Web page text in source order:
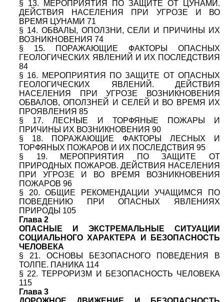
§ 13. МЕРОПРИЯТИЯ ПО ЗАЩИТЕ ОТ ЦУНАМИ.
ДЕЙСТВИЯ НАСЕЛЕНИЯ ПРИ УГРОЗЕ И ВО
ВРЕМЯ ЦУНАМИ 71
§ 14. ОБВАЛЫ, ОПОЛЗНИ, СЕЛИ И ПРИЧИНЫ ИХ
ВОЗНИКНОВЕНИЯ 74
§ 15. ПОРАЖАЮЩИЕ ФАКТОРЫ ОПАСНЫХ
ГЕОЛОГИЧЕСКИХ ЯВЛЕНИЙ И ИХ ПОСЛЕДСТВИЯ
84
§ 16. МЕРОПРИЯТИЯ ПО ЗАЩИТЕ ОТ ОПАСНЫХ
ГЕОЛОГИЧЕСКИХ ЯВЛЕНИЙ. ДЕЙСТВИЯ
НАСЕЛЕНИЯ ПРИ УГРОЗЕ ВОЗНИКНОВЕНИЯ
ОБВАЛОВ, ОПОЛЗНЕЙ И СЕЛЕЙ И ВО ВРЕМЯ ИХ
ПРОЯВЛЕНИЯ 85
§ 17. ЛЕСНЫЕ И ТОРФЯНЫЕ ПОЖАРЫ И
ПРИЧИНЫ ИХ ВОЗНИКНОВЕНИЯ 90
§ 18. ПОРАЖАЮЩИЕ ФАКТОРЫ ЛЕСНЫХ И
ТОРФЯНЫХ ПОЖАРОВ И ИХ ПОСЛЕДСТВИЯ 95
§ 19. МЕРОПРИЯТИЯ ПО ЗАЩИТЕ ОТ
ПРИРОДНЫХ ПОЖАРОВ. ДЕЙСТВИЯ НАСЕЛЕНИЯ
ПРИ УГРОЗЕ И ВО ВРЕМЯ ВОЗНИКНОВЕНИЯ
ПОЖАРОВ 96
§ 20. ОБЩИЕ РЕКОМЕНДАЦИИ УЧАЩИМСЯ ПО
ПОВЕДЕНИЮ ПРИ ОПАСНЫХ ЯВЛЕНИЯХ
ПРИРОДЫ 105
Глава 2
ОПАСНЫЕ И ЭКСТРЕМАЛЬНЫЕ СИТУАЦИИ
СОЦИАЛЬНОГО ХАРАКТЕРА И БЕЗОПАСНОСТЬ
ЧЕЛОВЕКА
§ 21. ОСНОВЫ БЕЗОПАСНОГО ПОВЕДЕНИЯ В
ТОЛПЕ. ПАНИКА 114
§ 22. ТЕРРОРИЗМ И БЕЗОПАСНОСТЬ ЧЕЛОВЕКА
115
Глава 3